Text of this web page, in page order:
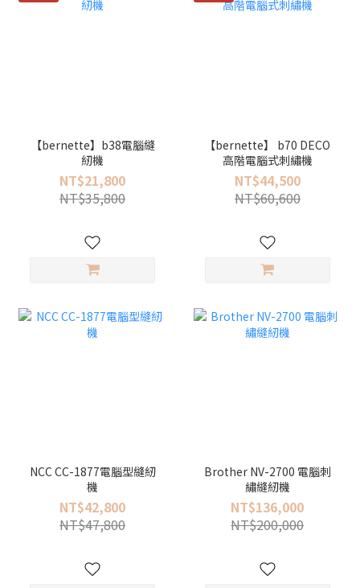
【bernette】b38電腦縫
紉機
NT$21,800
NT$35,800
【bernette】 b70 DECO
高階電腦式刺繡機
NT$44,500
NT$60,600
NCC CC-1877電腦型縫紉
機
NT$42,800
NT$47,800
Brother NV-2700 電腦刺
繡縫紉機
NT$136,000
NT$200,000